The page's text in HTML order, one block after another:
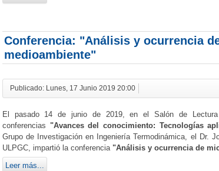
Conferencia: "Análisis y ocurrencia
medioambiente"
Publicado: Lunes, 17 Junio 2019 20:00
El pasado 14 de junio de 2019, en el Salón de
conferencias "Avances del conocimiento: Tecnologías
Grupo de Investigación en Ingeniería Termodinámica, el Dr.
ULPGC, impartió la conferencia "Análisis y ocurrencia de
Leer más...